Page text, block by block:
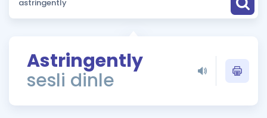
Puan Hesaplama
ÖSYM Sınav Takvimi
Kampanyalar
Astringently
sesli dinle